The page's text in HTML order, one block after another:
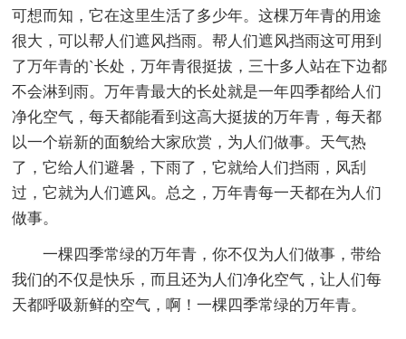
可想而知，它在这里生活了多少年。这棵万年青的用途
很大，可以帮人们遮风挡雨。帮人们遮风挡雨这可用到
了万年青的`长处，万年青很挺拔，三十多人站在下边都
不会淋到雨。万年青最大的长处就是一年四季都给人们
净化空气，每天都能看到这高大挺拔的万年青，每天都
以一个崭新的面貌给大家欣赏，为人们做事。天气热
了，它给人们避暑，下雨了，它就给人们挡雨，风刮
过，它就为人们遮风。总之，万年青每一天都在为人们
做事。
一棵四季常绿的万年青，你不仅为人们做事，带给
我们的不仅是快乐，而且还为人们净化空气，让人们每
天都呼吸新鲜的空气，啊！一棵四季常绿的万年青。